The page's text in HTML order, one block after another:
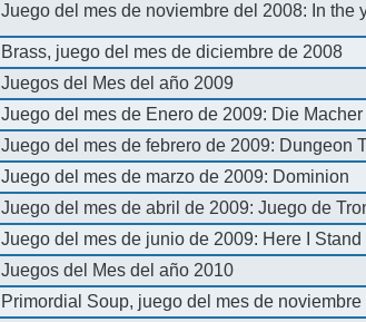
Juego del mes de noviembre del 2008: In the
Brass, juego del mes de diciembre de 2008
Juegos del Mes del año 2009
Juego del mes de Enero de 2009: Die Macher
Juego del mes de febrero de 2009: Dungeon
Juego del mes de marzo de 2009: Dominion
Juego del mes de abril de 2009: Juego de
Juego del mes de junio de 2009: Here I Stand
Juegos del Mes del año 2010
Primordial Soup, juego del mes de noviembre